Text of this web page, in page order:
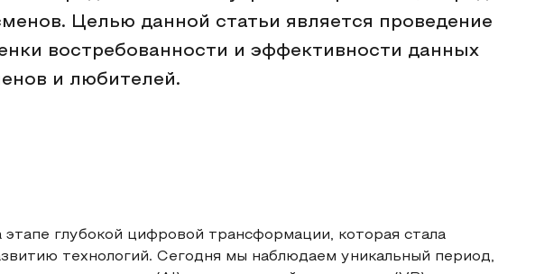
Целью данной статьи является проведение
востребованности и эффективности данных
и любителей.
глубокой цифровой трансформации, которая стала
технологий. Сегодня мы наблюдаем уникальный период,